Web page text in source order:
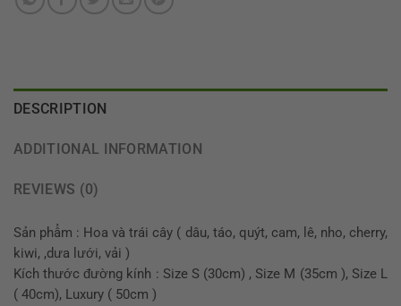
DESCRIPTION
ADDITIONAL INFORMATION
REVIEWS (0)
Sản phẩm : Hoa và trái cây ( dâu, táo, quýt, cam, lê, nho, cherry,
kiwi, ,dưa lưới, vải )
Kích thước đường kính : Size S (30cm) , Size M (35cm ), Size L
( 40cm), Luxury ( 50cm )